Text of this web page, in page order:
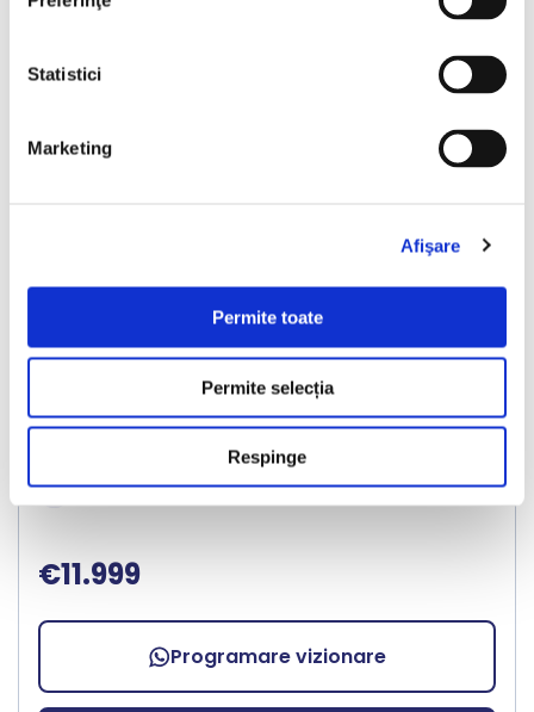
Statistici
Marketing
Afişare
Permite toate
Permite selecția
Respinge
❮
Skoda Kamiq
2019 197114 km Diesel 116 HP Manuala
Bucuresti Afumati
€11.999
Programare vizionare